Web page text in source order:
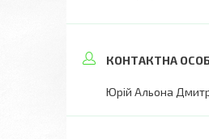
Юрій Альона